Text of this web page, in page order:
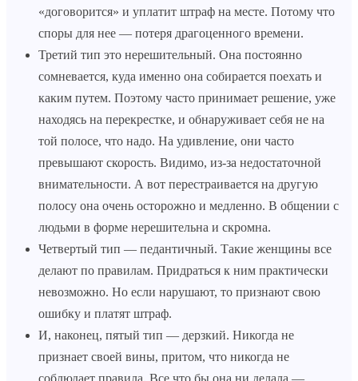
«договорится» и уплатит штраф на месте. Потому что
споры для нее — потеря драгоценного времени.
Третий тип это нерешительный. Она постоянно
сомневается, куда именно она собирается поехать и
каким путем. Поэтому часто принимает решение, уже
находясь на перекрестке, и обнаруживает себя не на
той полосе, что надо. На удивление, они часто
превышают скорость. Видимо, из-за недостаточной
внимательности. А вот перестраивается на другую
полосу она очень осторожно и медленно. В общении с
людьми в форме нерешительна и скромна.
Четвертый тип — педантичный. Такие женщины все
делают по правилам. Придраться к ним практически
невозможно. Но если нарушают, то признают свою
ошибку и платят штраф.
И, наконец, пятый тип — дерзкий. Никогда не
признает своей вины, притом, что никогда не
соблюдает правила. Все что бы она ни делала —